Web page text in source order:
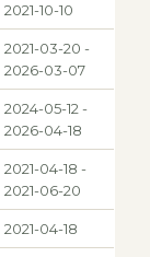
2021-10-10
2021-03-20 -
2026-03-07
2024-05-12 -
2026-04-18
2021-04-18 -
2021-06-20
2021-04-18